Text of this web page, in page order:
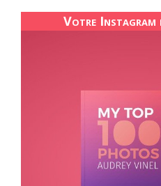
Votre Instagram